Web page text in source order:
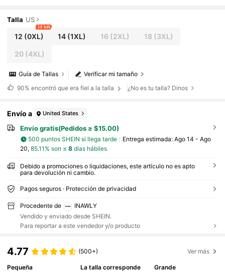
Talla US
12 (0XL)
10 left
14 (1XL) 16 (2XL) 18 (3XL)
20(4XL)
Verificar mi tamaño
Guía de Tallas
90% encontró que era fiel a la talla ¿No es tu talla? Dinos
Envío a United States
Envío gratis(Pedidos ≥ $15.00)
500 puntos SHEIN si llega tarde Entrega estimada: Ago 14 - Ago
20, 85.11% son ≤ 8días hábiles
Debido a promociones o liquidaciones, este artículo no es apto
para devolución ni cambio.
Pagos seguros · Protección de privacidad
Procedente de
INAWLY
Vendido y enviado desde SHEIN.
Para reportar a este vendedor y/o producto
4.77 (500+) Ver más
Pequeña
La talla corresponde
Grande